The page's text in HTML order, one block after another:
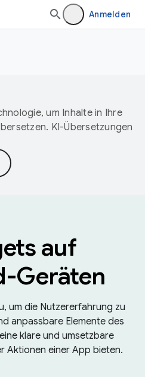
Anmelden
um Inhalte in Ihre
KI-Übersetzungen
auf
Geräten
um die Nutzererfahrung zu
anpassbare Elemente des
klare und umsetzbare
Aktionen einer App bieten.